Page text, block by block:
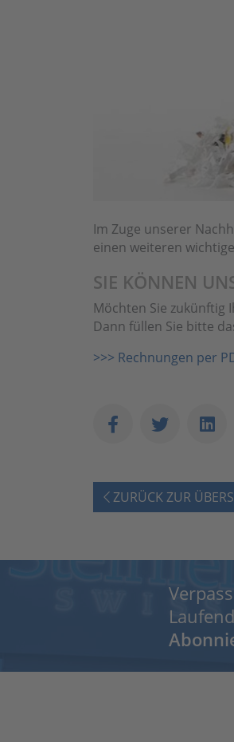
Im Zuge unserer
einen weiteren
SIE KÖNNEN
Möchten Sie zukünftig
Dann füllen Sie bitte
>>> Rechnungen per
ZURÜCK ZUR